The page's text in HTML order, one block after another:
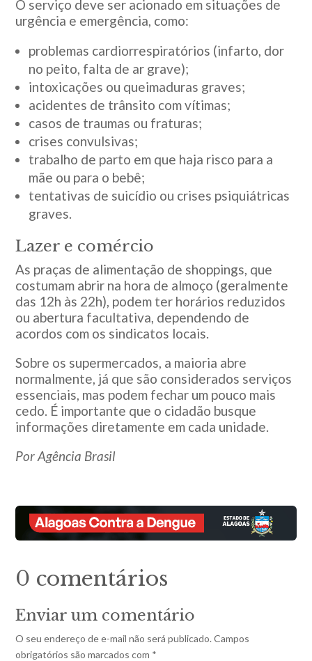
O serviço deve ser acionado em situações de
urgência e emergência, como:
problemas cardiorrespiratórios (infarto, dor
no peito, falta de ar grave);
intoxicações ou queimaduras graves;
acidentes de trânsito com vítimas;
casos de traumas ou fraturas;
crises convulsivas;
trabalho de parto em que haja risco para a
mãe ou para o bebê;
tentativas de suicídio ou crises psiquiátricas
graves.
Lazer e comércio
As praças de alimentação de shoppings, que
costumam abrir na hora de almoço (geralmente
das 12h às 22h), podem ter horários reduzidos
ou abertura facultativa, dependendo de
acordos com os sindicatos locais.
Sobre os supermercados, a maioria abre
normalmente, já que são considerados serviços
essenciais, mas podem fechar um pouco mais
cedo. É importante que o cidadão busque
informações diretamente em cada unidade.
Por Agência Brasil
0 comentários
Enviar um comentário
O seu endereço de e-mail não será publicado. Campos
obrigatórios são marcados com *